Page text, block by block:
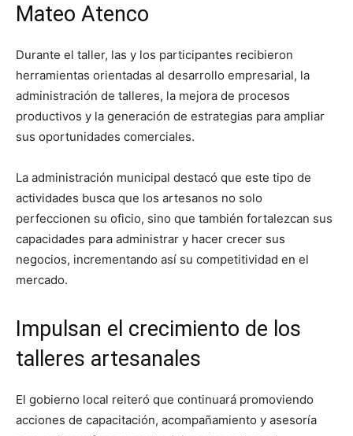
Mateo Atenco
Durante el taller, las y los participantes recibieron
herramientas orientadas al desarrollo empresarial, la
administración de talleres, la mejora de procesos
productivos y la generación de estrategias para ampliar
sus oportunidades comerciales.
La administración municipal destacó que este tipo de
actividades busca que los artesanos no solo
perfeccionen su oficio, sino que también fortalezcan sus
capacidades para administrar y hacer crecer sus
negocios, incrementando así su competitividad en el
mercado.
Impulsan el crecimiento de los
talleres artesanales
El gobierno local reiteró que continuará promoviendo
acciones de capacitación, acompañamiento y asesoría